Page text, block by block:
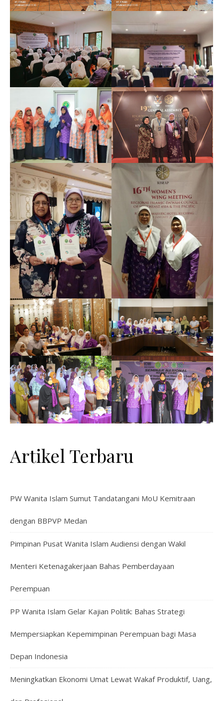
Artikel Terbaru
PW Wanita Islam Sumut Tandatangani MoU Kemitraan
dengan BBPVP Medan
Pimpinan Pusat Wanita Islam Audiensi dengan Wakil
Menteri Ketenagakerjaan Bahas Pemberdayaan
Perempuan
PP Wanita Islam Gelar Kajian Politik: Bahas Strategi
Mempersiapkan Kepemimpinan Perempuan bagi Masa
Depan Indonesia
Meningkatkan Ekonomi Umat Lewat Wakaf Produktif, Uang,